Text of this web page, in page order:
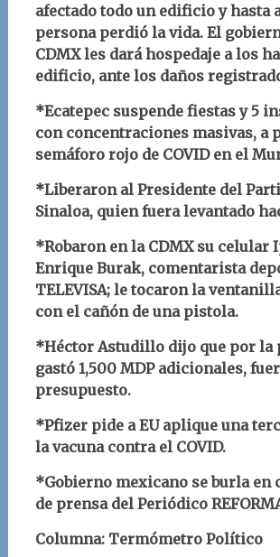
afectado todo un edificio y hasta
persona perdió la vida. El
CDMX les dará hospedaje a los
edificio, ante los daños
*Ecatepec suspende fiestas y 5
con concentraciones masivas, a
semáforo rojo de COVID en el
*Liberaron al Presidente del
Sinaloa, quien fuera levantado
*Robaron en la CDMX su celular
Enrique Burak, comentarista
TELEVISA; le tocaron la
con el cañón de una pistola.
*Héctor Astudillo dijo que por la
gastó 1,500 MDP adicionales,
presupuesto.
*Pfizer pide a EU aplique una
la vacuna contra el COVID.
*Gobierno mexicano se burla en
de prensa del Periódico
Columna: Termómetro Político